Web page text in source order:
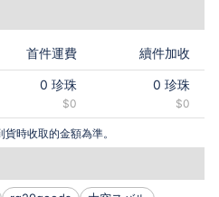
首件運費 續件加收
0 珍珠
$0
0 珍珠
$0
時收取的金額為準。